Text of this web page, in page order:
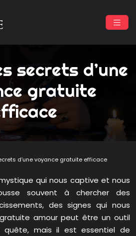
secrets d’une
gratuite
d’une voyance gratuite efficace
qui nous captive et nous
souvent à chercher des
des signes qui nous
amour peut être un outil
quête, mais il est essentiel de